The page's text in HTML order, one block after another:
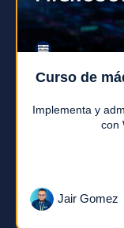
Curso de
Implementa y
con
Jair Gomez